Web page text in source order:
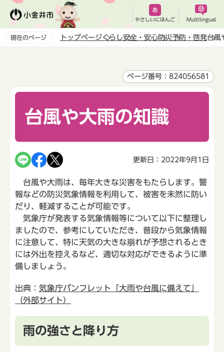
ペ
やさしいにほんご Multilingual
現在のページ トップページくらし安全・安心防災予防・啓発台風
ページ番号：824056581
台風や大雨の知識
更新日：2022年9月1日
台風や大雨は、毎年大きな災害をもたらします。警
報などの防災気象情報を利用して、被害を未然に防い
だり、軽減することが可能です。
気象庁が発表する気象情報等について以下に整理し
ましたので、参考にしていただき、普段から気象情報
に注意して、特に天気の大きな崩れが予想されるとき
には外出を控えるなど、適切な対応ができるように準
備しましょう。
出典： 気象庁パンフレット「大雨や台風に備えて」
（外部サイト）
雨の強さと降り方